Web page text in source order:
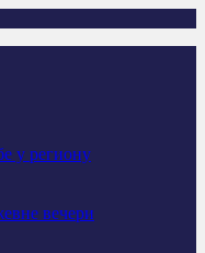
у региону
вечери